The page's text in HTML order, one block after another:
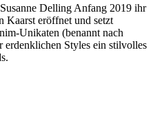
Delling Anfang 2019 ihr
Kaarst eröffnet und setzt
Unikaten (benannt nach
erdenklichen Styles ein stilvolles